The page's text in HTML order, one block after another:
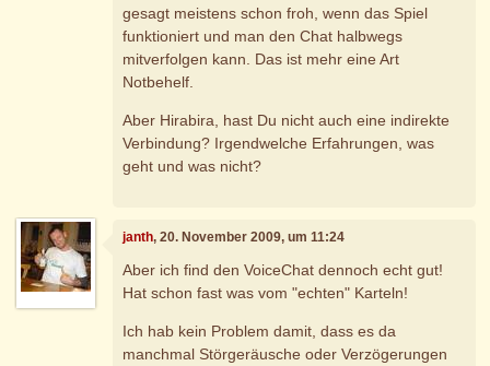
gesagt meistens schon froh, wenn das Spiel
funktioniert und man den Chat halbwegs
mitverfolgen kann. Das ist mehr eine Art
Notbehelf.
Aber Hirabira, hast Du nicht auch eine indirekte
Verbindung? Irgendwelche Erfahrungen, was
geht und was nicht?
janth, 20. November 2009, um 11:24
Aber ich find den VoiceChat dennoch echt gut!
Hat schon fast was vom "echten" Karteln!
Ich hab kein Problem damit, dass es da
manchmal Störgeräusche oder Verzögerungen